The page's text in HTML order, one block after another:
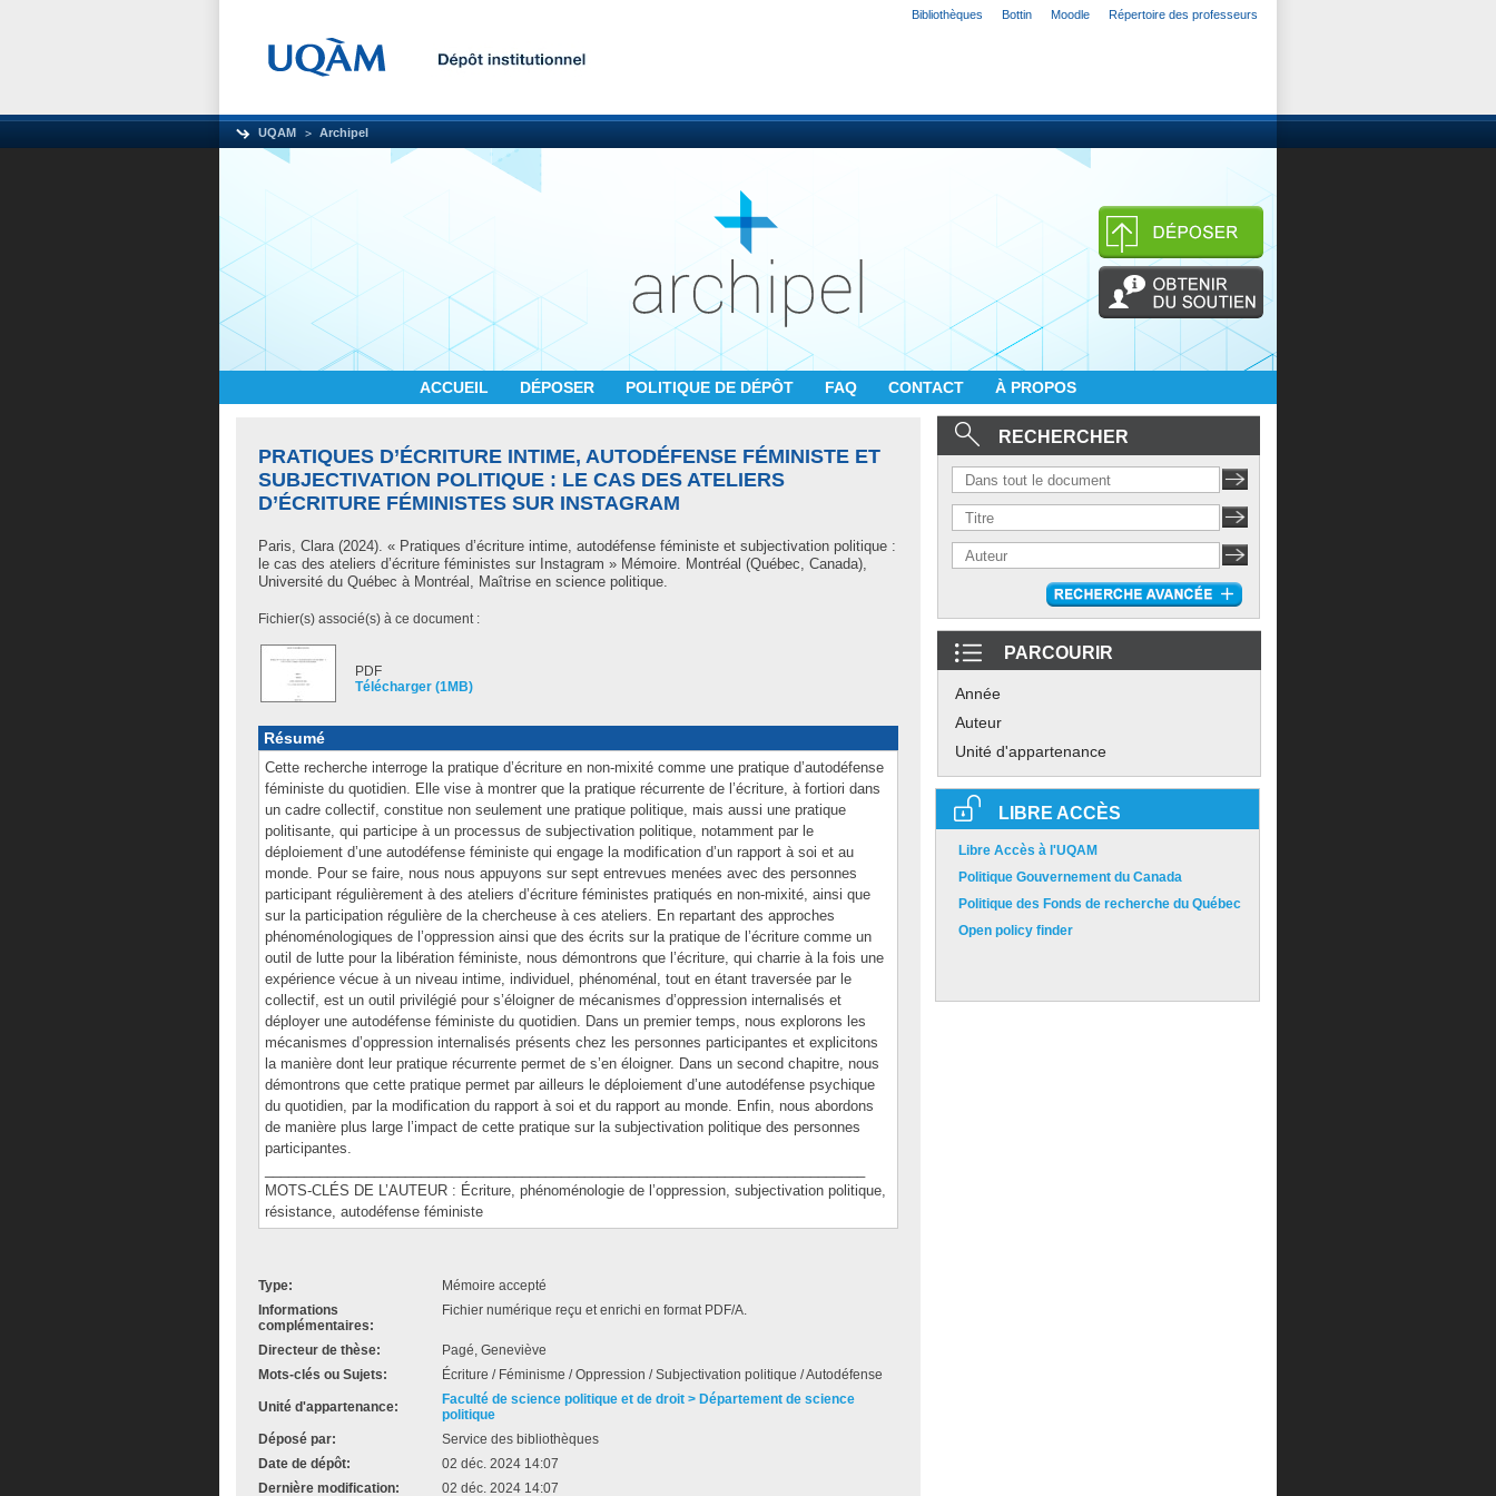
Bibliothèques Bottin Moodle Répertoire des professeurs
UQAM Archipel
ACCUEIL DÉPOSER POLITIQUE DE DÉPÔT FAQ CONTACT À PROPOS
PRATIQUES D’ÉCRITURE INTIME, AUTODÉFENSE FÉMINISTE ET
SUBJECTIVATION POLITIQUE : LE CAS DES ATELIERS
D’ÉCRITURE FÉMINISTES SUR INSTAGRAM
Paris, Clara(2024). « Pratiques d’écriture intime, autodéfense féministe et subjectivation politique :
le cas des ateliers d’écriture féministes sur Instagram » Mémoire. Montréal (Québec, Canada),
Université du Québec à Montréal, Maîtrise en science politique.
Fichier(s) associé(s) à ce document :
PDF
Télécharger (1MB)
Résumé
Cette recherche interroge la pratique d’écriture en non-mixité comme une pratique d’autodéfense
féministe du quotidien. Elle vise à montrer que la pratique récurrente de l’écriture, à fortiori dans
un cadre collectif, constitue non seulement une pratique politique, mais aussi une pratique
politisante, qui participe à un processus de subjectivation politique, notamment par le
déploiement d’une autodéfense féministe qui engage la modification d’un rapport à soi et au
monde. Pour se faire, nous nous appuyons sur sept entrevues menées avec des personnes
participant régulièrement à des ateliers d’écriture féministes pratiqués en non-mixité, ainsi que
sur la participation régulière de la chercheuse à ces ateliers. En repartant des approches
phénoménologiques de l’oppression ainsi que des écrits sur la pratique de l’écriture comme un
outil de lutte pour la libération féministe, nous démontrons que l’écriture, qui charrie à la fois une
expérience vécue à un niveau intime, individuel, phénoménal, tout en étant traversée par le
collectif, est un outil privilégié pour s’éloigner de mécanismes d’oppression internalisés et
déployer une autodéfense féministe du quotidien. Dans un premier temps, nous explorons les
mécanismes d’oppression internalisés présents chez les personnes participantes et explicitons
la manière dont leur pratique récurrente permet de s’en éloigner. Dans un second chapitre, nous
démontrons que cette pratique permet par ailleurs le déploiement d’une autodéfense psychique
du quotidien, par la modification du rapport à soi et du rapport au monde. Enfin, nous abordons
de manière plus large l’impact de cette pratique sur la subjectivation politique des personnes
participantes.
MOTS-CLÉS DE L’AUTEUR : Écriture, phénoménologie de l’oppression, subjectivation politique,
résistance, autodéfense féministe
Type:
Mémoire accepté
Informations
complémentaires:
Fichier numérique reçu et enrichi en format PDF/A.
Directeur de thèse:
Pagé, Geneviève
Mots-clés ou Sujets:
Écriture / Féminisme / Oppression / Subjectivation politique / Autodéfense
Unité d'appartenance:
Faculté de science politique et de droit > Département de science
politique
Déposé par:
Service des bibliothèques
Date de dépôt:
02 déc. 2024 14:07
Dernière modification:
02 déc. 2024 14:07
RECHERCHER
PARCOURIR
Année
Auteur
Unité d'appartenance
LIBRE ACCÈS
Libre Accès à l'UQAM
Politique Gouvernement du Canada
Politique des Fonds de recherche du Québec
Open policy finder